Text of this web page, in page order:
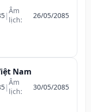
|Âm
lịch:
26/05/2085
Nam
|Âm
lịch:
30/05/2085